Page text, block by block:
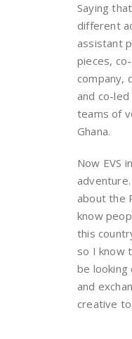
Saying
different
assistant
pieces,
company,
and co-
teams of
Ghana.
Now EVS
about the
know
this
so I know
be
and
creative